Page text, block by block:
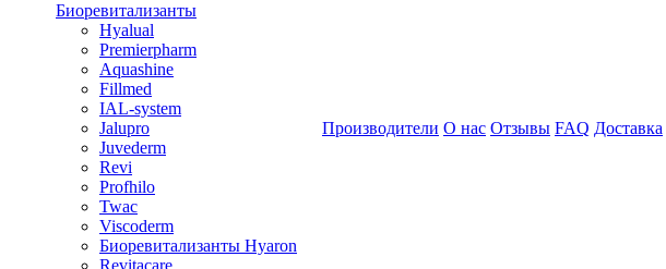
Биоревитализанты
Hyalual
Premierpharm
Aquashine
Fillmed
IAL-system
Jalupro
Juvederm
Revi
Profhilo
Twac
Viscoderm
Биоревитализанты Hyaron
Revitacare
Производители О нас Отзывы FAQ Доставка